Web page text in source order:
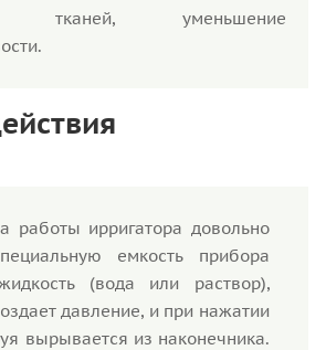
тканей, уменьшение
работы ирригатора довольно
емкость прибора
(вода или раствор),
давление, и при нажатии
вырывается из наконечника.